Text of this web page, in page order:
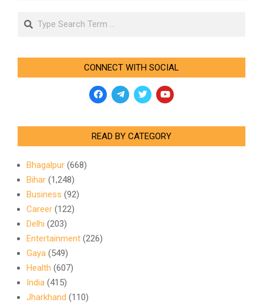
Search
CONNECT WITH SOCIAL
READ BY CATEGORY
Bhagalpur (668)
Bihar (1,248)
Business (92)
Career (122)
Delhi (203)
Entertainment (226)
Gaya (549)
Health (607)
India (415)
Jharkhand (110)